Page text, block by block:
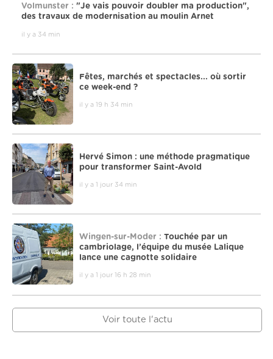
Volmunster : "Je vais pouvoir doubler ma production",
des travaux de modernisation au moulin Arnet
il y a 34 min
Fêtes, marchés et spectacles... où sortir
ce week-end ?
il y a 19 h 34 min
Hervé Simon : une méthode pragmatique
pour transformer Saint-Avold
il y a 1 jour 34 min
Wingen-sur-Moder : Touchée par un
cambriolage, l’équipe du musée Lalique
lance une cagnotte solidaire
il y a 1 jour 16 h 28 min
Voir toute l'actu